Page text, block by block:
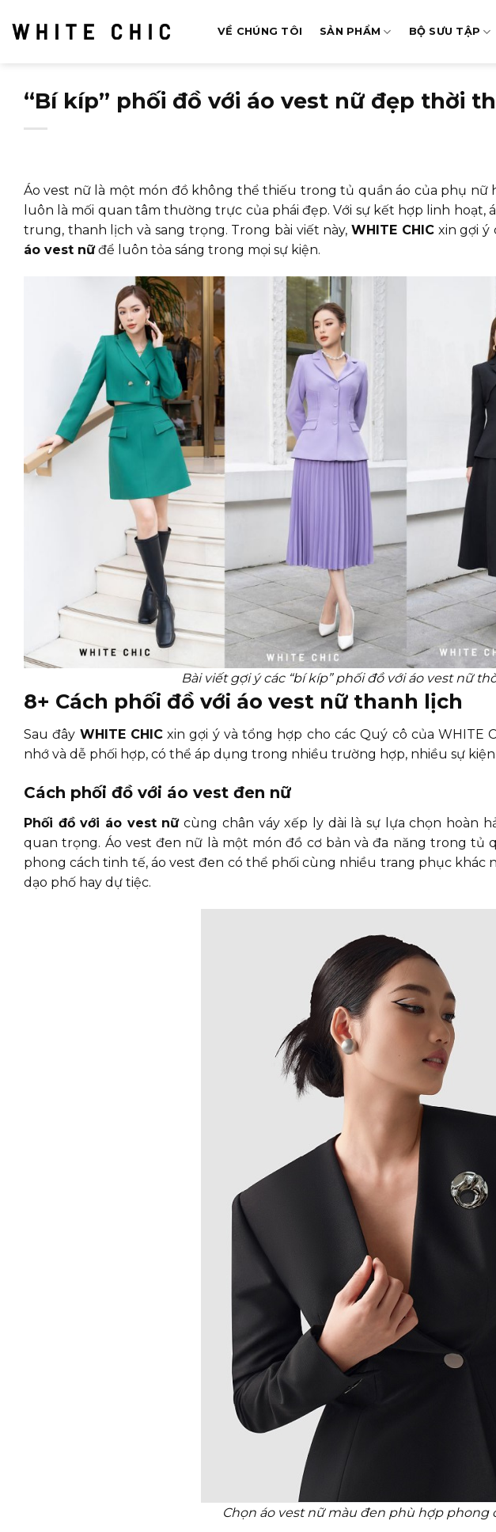
qua
VỀ CHÚNG TÔI SẢN PHẨM BỘ SƯU TẬP
“Bí kíp” phối đồ với áo vest nữ đẹp thời
Áo vest nữ là một món đồ không thể thiếu trong tủ quần áo của phụ nữ
luôn là mối quan tâm thường trực của phái đẹp. Với sự kết hợp linh
trung, thanh lịch và sang trọng. Trong bài viết này,WHITE CHICxin gợi ý
áo vest nữđể luôn tỏa sáng trong mọi sự kiện.
Bài viết gợi ý các “bí kíp” phối đồ với áo vest nữ
8+ Cách phối đồ với áo vest nữ thanh lịch
Sau đây WHITE CHICxin gợi ý và tổng hợp cho các Quý cô của WHITE
nhớ và dễ phối hợp, có thể áp dụng trong nhiều trường hợp, nhiều sự
Cách phối đồ với áo vest đen nữ
Phối đồ với áo vest nữcùng chân váy xếp ly dài là sự lựa chọn hoàn
quan trọng. Áo vest đen nữ là một món đồ cơ bản và đa năng trong tủ
phong cách tinh tế, áo vest đen có thể phối cùng nhiều trang phục
dạo phố hay dự tiệc.
Chọn áo vest nữ màu đen phù hợp phong